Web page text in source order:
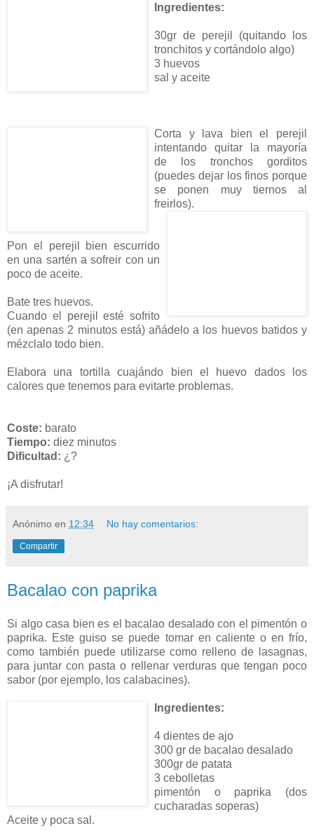
Ingredientes:
30gr de perejil (quitando los
tronchitos y cortándolo algo)
3 huevos
sal y aceite
Corta y lava bien el perejil
intentando quitar la mayoría
de los tronchos gorditos
(puedes dejar los finos porque
se ponen muy tiernos al
freirlos).
Pon el perejil bien escurrido
en una sartén a sofreir con un
poco de aceite.
Bate tres huevos.
Cuando el perejil esté sofrito
(en apenas 2 minutos está) añádelo a los huevos batidos y
mézclalo todo bien.
Elabora una tortilla cuajándo bien el huevo dados los
calores que tenemos para evitarte problemas.
Coste: barato
Tiempo: diez minutos
Dificultad: ¿?
¡A disfrutar!
Anónimo en 12:34 No hay comentarios:
Compartir
Bacalao con paprika
Si algo casa bien es el bacalao desalado con el pimentón o
paprika. Este guiso se puede tomar en caliente o en frío,
como también puede utilizarse como relleno de lasagnas,
para juntar con pasta o rellenar verduras que tengan poco
sabor (por ejemplo, los calabacines).
Ingredientes:
4 dientes de ajo
300 gr de bacalao desalado
300gr de patata
3 cebolletas
pimentón o paprika (dos
cucharadas soperas)
Aceite y poca sal.